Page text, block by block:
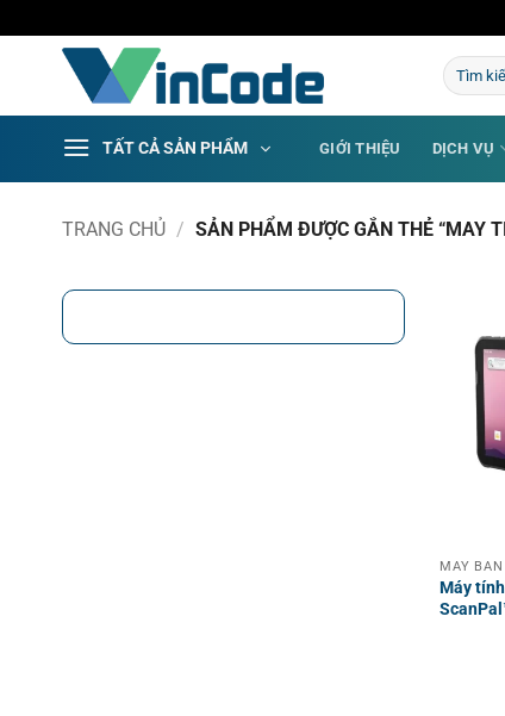
qua
Tìm
kiếm:
TẤT CẢ SẢN PHẨM GIỚI THIỆU DỊCH VỤ
TRANG CHỦ / SẢN PHẨM ĐƯỢC GẮN THẺ “MAY
MÁY
Máy